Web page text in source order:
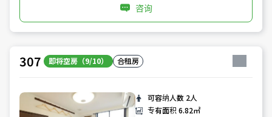
咨询
307 即将空房（9/10） 合租房
可容纳人数 2人
专有面积6.82㎡